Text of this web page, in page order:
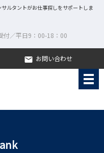
ルタントがお仕事探しをサポートしま
付／平日9：00-18：00
email お問い合わせ